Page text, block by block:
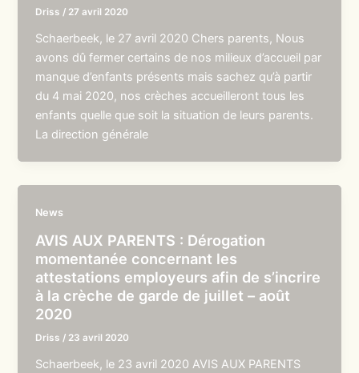
Driss / 27 avril 2020
Schaerbeek, le 27 avril 2020 Chers parents, Nous
avons dû fermer certains de nos milieux d’accueil par
manque d’enfants présents mais sachez qu’à partir
du 4 mai 2020, nos crèches accueilleront tous les
enfants quelle que soit la situation de leurs parents.
La direction générale
News
AVIS AUX PARENTS : Dérogation
momentanée concernant les
attestations employeurs afin de s’incrire
à la crèche de garde de juillet – août
2020
Driss / 23 avril 2020
Schaerbeek, le 23 avril 2020 AVIS AUX PARENTS